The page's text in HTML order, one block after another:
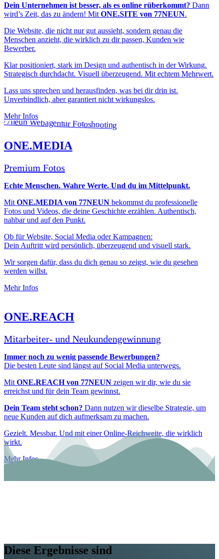
Dein Unternehmen ist besser, als es online rüberkommt? Dann
wird’s Zeit, das zu ändern! Mit ONE.SITE von 77NEUN.
Die Website, die nicht nur gut aussieht, sondern genau die
Menschen anzieht, die wirklich zu dir passen, Kunden wie
Bewerber.
Klar positioniert, stark im Design und authentisch in der Wirkung.
Strategisch durchdacht. Visuell überzeugend. Mit echtem Mehrwert.
Lass uns sprechen und herausfinden, was bei dir drin ist.
Unverbindlich, aber garantiert nicht wirkungslos.
Mehr Infos
ONE.MEDIA
Premium Fotos
Echte Menschen. Wahre Werte. Und du im Mittelpunkt.
Mit ONE.MEDIA von 77NEUN bekommst du professionelle
Fotos und Videos, die deine Geschichte erzählen. Authentisch,
nahbar und auf den Punkt.
Ob für Website, Social Media oder Kampagnen:
Dein Auftritt wird persönlich, überzeugend und visuell stark.
Wir sorgen dafür, dass du dich genau so zeigst, wie du gesehen
werden willst.
Mehr Infos
ONE.REACH
Mitarbeiter- und Neukundengewinnung
Immer noch zu wenig passende Bewerbungen?
Die besten Leute sind längst auf Social Media unterwegs.
Mit ONE.REACH von 77NEUN zeigen wir dir, wie du sie
erreichst und für dein Team gewinnst.
Dein Team steht schon? Dann nutzen wir dieselbe Strategie, um
neue Kunden auf dich aufmerksam zu machen.
Gezielt. Messbar. Und mit einer Online-Reichweite, die wirklich
wirkt.
Mehr Infos
Diese Ergebnisse sind